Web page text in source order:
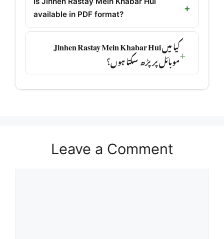
available in PDF format?
کیا میں Jinhen Rastay Mein Khabar Hui
موبائل پر پڑھ سکتا ہوں؟
Leave a Comment